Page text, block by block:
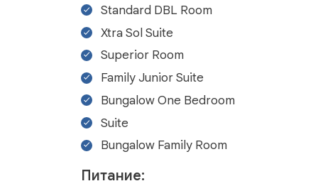
Standard DBL Room
Xtra Sol Suite
Superior Room
Family Junior Suite
Bungalow One Bedroom
Suite
Bungalow Family Room
Питание: